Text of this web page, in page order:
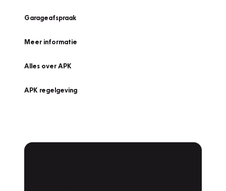
Garageafspraak
Meer informatie
Alles over APK
APK regelgeving